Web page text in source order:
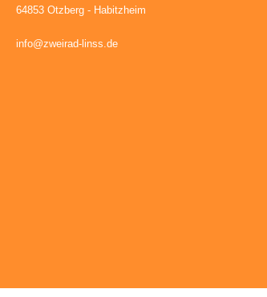
64853 Otzberg - Habitzheim
info@zweirad-linss.de